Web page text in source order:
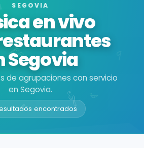
SEGOVIA
en vivo
Segovia
de agrupaciones con servicio
en Segovia.
encontrados